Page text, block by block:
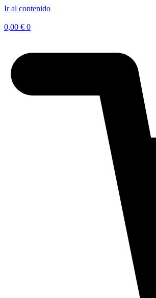
Ir al contenido
0,00 € 0